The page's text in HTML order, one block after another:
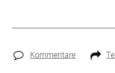
Kommentare